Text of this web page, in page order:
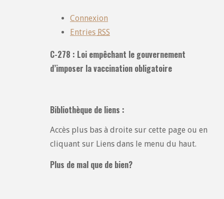
Connexion
Entries RSS
C-278 : Loi empêchant le gouvernement
d’imposer la vaccination obligatoire
Bibliothèque de liens :
Accès plus bas à droite sur cette page ou en
cliquant sur Liens dans le menu du haut.
Plus de mal que de bien?